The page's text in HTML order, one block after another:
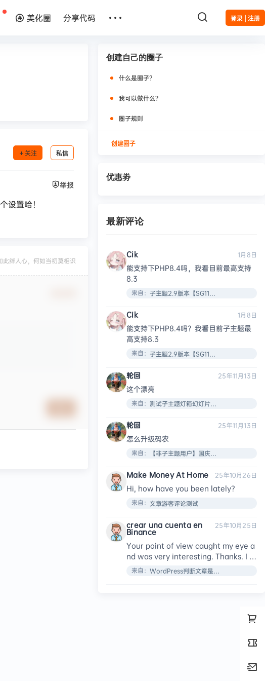
登录 | 注册
美化圈 分享代码 …
关注 私信
举报
设置哈！
此绊人心，何如当初莫相识
创建自己的圈子
什么是圈子？
我可以做什么？
圈子规则
创建圈子
优惠劵
最新评论
Cik 1月8日
能支持下PHP8.4吗，我看目前最高支持
8.3
来自： 子主题2.9版本【SG11插件安装教程】
Cik 1月8日
能支持下PHP8.4吗？我看目前子主题最
高支持8.3
来自： 子主题2.9版本【SG11插件安装教程】
轮回 25年11月13日
这个漂亮
来自： 测试子主题灯箱幻灯片效果
轮回 25年11月13日
怎么升级码农
来自： 【非子主题用户】国庆节了给大家搞了个新的VIP页面！
Make Money At Home 25年10月26日
Hi, how have you been lately?​
来自： 文章游客评论测试
crear una cuenta en
Binance
25年10月25日
Your point of view caught my eye a
nd was very interesting. Thanks. I h
ave a question for you.
来自： WordPress判断文章是否设置了特色图像函数：has_post_thumbnail